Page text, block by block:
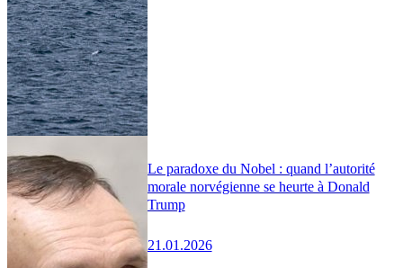
Le paradoxe du Nobel : quand l’autorité
morale norvégienne se heurte à Donald
Trump
21.01.2026